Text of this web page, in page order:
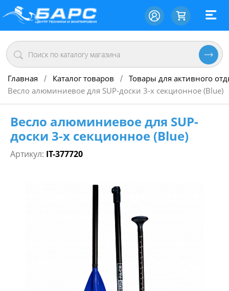
Главная / Каталог товаров / Товары для активного
Весло алюминиевое для SUP-доски 3-х секционное (Blue)
Весло алюминиевое для SUP-
доски 3-х секционное (Blue)
Артикул: IT-377720